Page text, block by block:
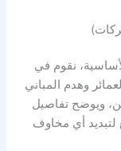
نقوم في
وهدم المباني
ويوضح تفاصيل
لتبديد أي مخاوف